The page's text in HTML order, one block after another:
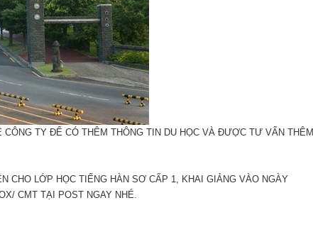
TY ĐỂ CÓ THÊM THÔNG TIN DU HỌC VÀ ĐƯỢC TƯ VẤN THÊM
CHO LỚP HỌC TIẾNG HÀN SƠ CẤP 1, KHAI GIẢNG VÀO NGÀY
CMT TẠI POST NGAY NHÉ.